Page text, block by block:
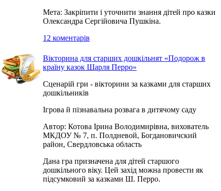
Мета: Закріпити і уточнити знання дітей про казки
Олександра Сергійовича Пушкіна.
12 коментарів
Вікторина для старших дошкільнят «Подорож в
країну казок Шарля Перро»
Сценарій гри - вікторини за казками для старших
дошкільників
Ігрова й пізнавальна розвага в дитячому саду
Автор: Котова Ірина Володимирівна, вихователь
МКДОУ № 7, п. Полдневой, Богдановичский
район, Свердловська область
Дана гра призначена для дітей старшого
дошкільного віку. Цей захід можна провести як
підсумковий за казками Ш. Перро.